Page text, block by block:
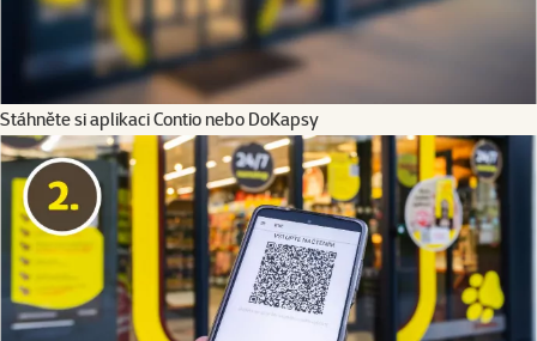
Stáhněte si aplikaci Contio nebo DoKapsy